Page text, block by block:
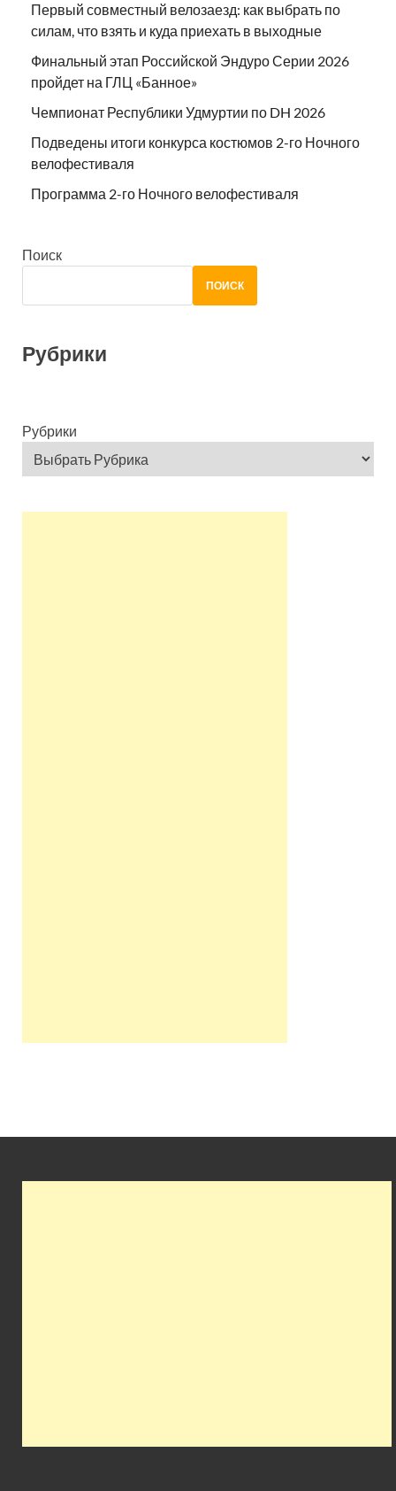
Первый совместный велозаезд: как выбрать по
силам, что взять и куда приехать в выходные
Финальный этап Российской Эндуро Серии 2026
пройдет на ГЛЦ «Банное»
Чемпионат Республики Удмуртии по DH 2026
Подведены итоги конкурса костюмов 2-го Ночного
велофестиваля
Программа 2-го Ночного велофестиваля
Поиск
ПОИСК
Рубрики
Рубрики